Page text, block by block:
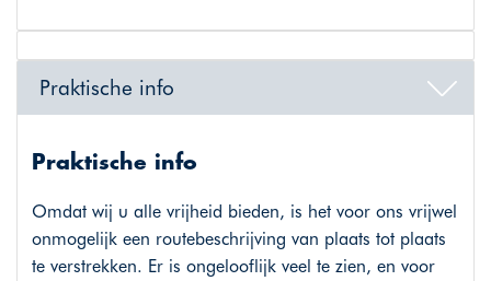
Praktische info
Praktische info
Omdat wij u alle vrijheid bieden, is het voor ons vrijwel
onmogelijk een routebeschrijving van plaats tot plaats
te verstrekken. Er is ongelooflijk veel te zien, en voor